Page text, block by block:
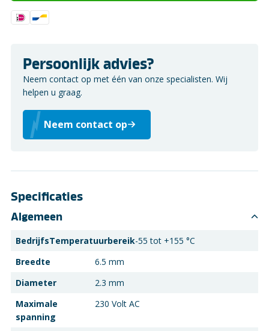
Persoonlijk advies?
Neem contact op met één van onze specialisten. Wij
helpen u graag.
Neem contact op
Specificaties
Algemeen
BedrijfsTemperatuurbereik-55 tot +155 °C
Breedte
6.5 mm
Diameter
2.3 mm
Maximale
spanning
230 Volt AC